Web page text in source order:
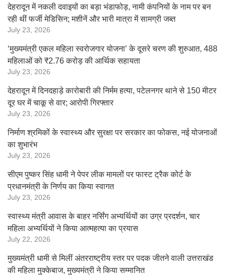
देहरादून में नकली दवाइयों का बड़ा भंडाफोड़, नामी कंपनियों के नाम पर बन
रही थीं फर्जी मेडिसिन; मशीनें और भारी मात्रा में सामग्री जब्त
July 23, 2026
‘मुख्यमंत्री एकल महिला स्वरोजगार योजना’ के दूसरे चरण की शुरुआत, 488
महिलाओं को ₹2.76 करोड़ की आर्थिक सहायता
July 23, 2026
देहरादून में दिनदहाड़े कारोबारी की निर्मम हत्या, पटेलनगर थाने से 150 मीटर
दूर घर में चाकू से वार; आरोपी गिरफ्तार
July 23, 2026
निर्माण श्रमिकों के स्वास्थ्य और सुरक्षा पर सरकार का फोकस, नई योजनाओं
का शुभारंभ
July 23, 2026
सीएम पुष्कर सिंह धामी ने पेपर लीक मामलों पर फास्ट ट्रैक कोर्ट के
प्रधानमंत्री के निर्णय का किया स्वागत
July 23, 2026
स्वास्थ्य मंत्री आवास के बाहर नर्सिंग अभ्यर्थियों का उग्र प्रदर्शन, चार
महिला अभ्यर्थियों ने किया आत्महत्या का प्रयास
July 22, 2026
मुख्यमंत्री धामी से मिलीं अंतरराष्ट्रीय स्तर पर पदक जीतने वाली उत्तराखंड
की महिला मुक्केबाज, मुख्यमंत्री ने किया सम्मानित